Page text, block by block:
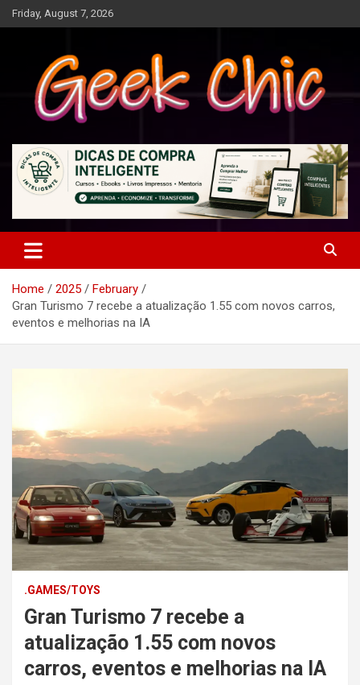
Skip
to
Friday, August 7, 2026
Geek Chic
Home 2025
February
Gran Turismo 7 recebe a atualização 1.55 com novos carros,
eventos e melhorias na IA
.GAMES/TOYS
Gran Turismo 7 recebe a
atualização 1.55 com novos
carros, eventos e melhorias na IA